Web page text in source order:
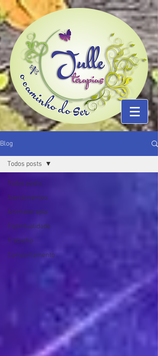
Blog
Todos posts
Atendimentos
Aromaterapia
Espiritualidade
Trabalho
Comportamento
Todos posts